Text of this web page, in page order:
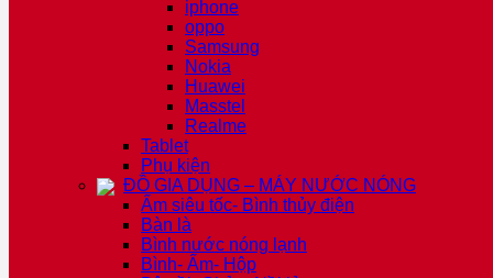
iphone
oppo
Samsung
Nokia
Huawei
Masstel
Realme
Tablet
Phụ kiện
ĐỒ GIA DỤNG – MÁY NƯỚC NÓNG
Ấm siêu tốc- Bình thủy điện
Bàn là
Bình nước nóng lạnh
Bình- Ấm- Hộp